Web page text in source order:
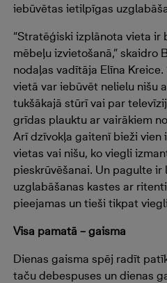
iebūvētas ietilpīgas
“Stratēģiski izplānota vieta ir
mēbeļu izvietošanā,” skaidro
nodaļas vadītāja Elīna
vietā var iebūvēt nelielu nišu
tukšākajā stūrī vai par
grīdas plauktu ar vairākiem
Arī dzīvokļa gaitenī bieži vien
vietas vai nišu, ko viegli
pieskrūvēšanai. Un pagulte
uzglabāšanas kastes ar
pieejamas un tieši tikpat
Visa pamatā – gaisma
Dienas gaisma spēj radīt
taču debespuses un dienas